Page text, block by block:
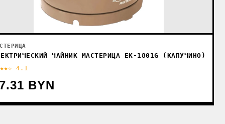
ЧАЙНИК МАСТЕРИЦА EK-1801G (КАПУЧИНО)
4.1
BYN